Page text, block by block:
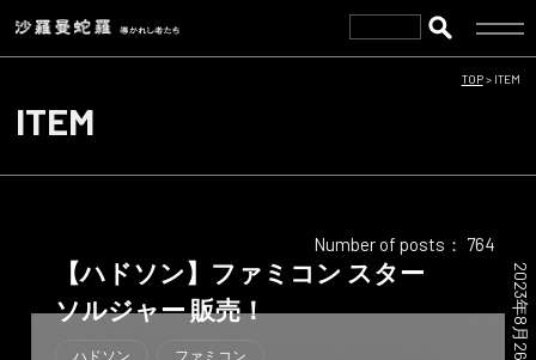
TOP> ITEM
ITEM
Number of posts： 764
【ハドソン】ファミコン スター
ソルジャー 販売！
2023年8月26日
ハドソン ファミコン